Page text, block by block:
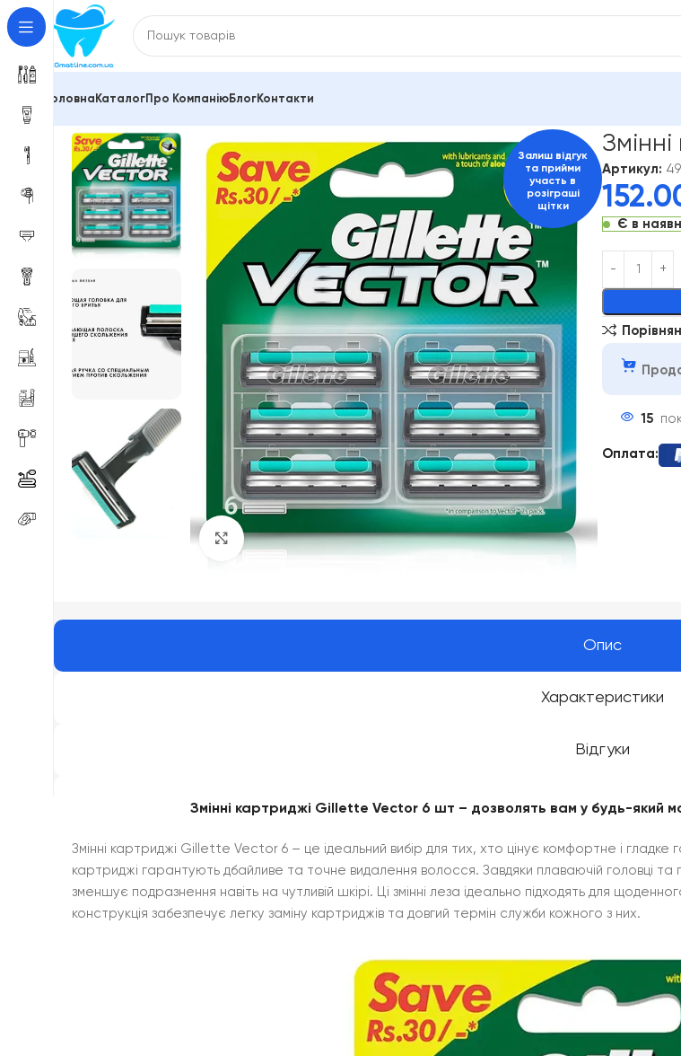
Головна КаталогПро КомпаніюБлогКонтакти
Click to enlarge
Залиш відгук
та прийми
участь в
розіграші
щітки
Артикул:
Є в
Alternative:
15
Оплата:
Опис
Характеристики
Відгуки
Змінні картриджі Gillette Vector 6 шт – дозволять вам у будь-який
Змінні картриджі Gillette Vector 6 – це ідеальний вибір для тих, хто цінує комфортне і гладке
картриджі гарантують дбайливе та точне видалення волосся. Завдяки плаваючій головці
зменшує подразнення навіть на чутливій шкірі. Ці змінні леза ідеально підходять для
конструкція забезпечує легку заміну картриджів та довгий термін служби кожного з них.